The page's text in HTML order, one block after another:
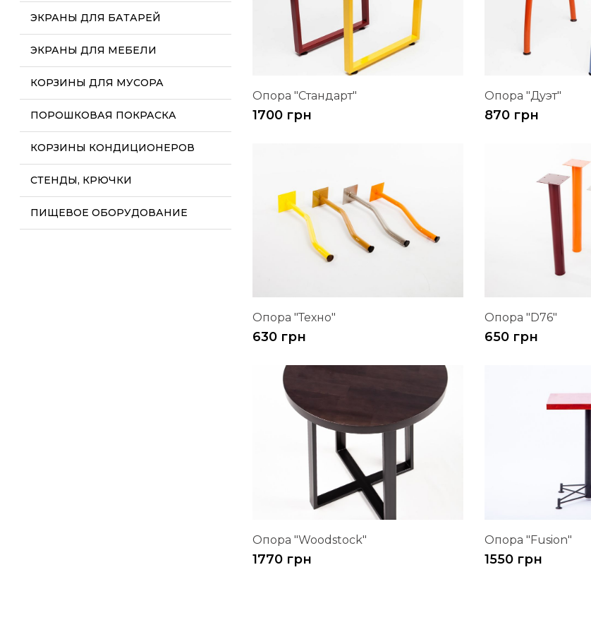
ЭКРАНЫ ДЛЯ БАТАРЕЙ
ЭКРАНЫ ДЛЯ МЕБЕЛИ
КОРЗИНЫ ДЛЯ МУСОРА
ПОРОШКОВАЯ ПОКРАСКА
КОРЗИНЫ КОНДИЦИОНЕРОВ
СТЕНДЫ, КРЮЧКИ
ПИЩЕВОЕ ОБОРУДОВАНИЕ
Опора "Стандарт"
1700 грн
Опора "Дуэт"
870 грн
Опора "Техно"
630 грн
Опора "D76"
650 грн
Опора "Woodstoсk"
1770 грн
Опора "Fusion"
1550 грн